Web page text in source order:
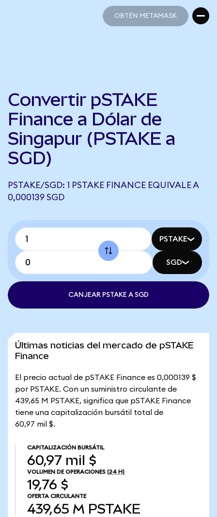
OBTÉN METAMASK
Convertir pSTAKE
Finance a Dólar de
Singapur (PSTAKE a
SGD)
PSTAKE/SGD: 1 PSTAKE FINANCE EQUIVALE A
0,000139 SGD
PSTAKE
SGD
CANJEAR PSTAKE A SGD
Últimas noticias del mercado de pSTAKE
Finance
El precio actual de pSTAKE Finance es 0,000139 $
por PSTAKE. Con un suministro circulante de
439,65 M PSTAKE, significa que pSTAKE Finance
tiene una capitalización bursátil total de
60,97 mil $.
CAPITALIZACIÓN BURSÁTIL
60,97 mil $
VOLUMEN DE OPERACIONES (24 H)
19,76 $
OFERTA CIRCULANTE
439,65 M PSTAKE